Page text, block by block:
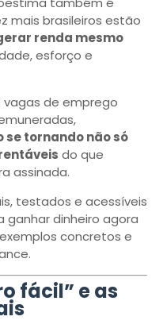
mais brasileiros estão
renda mesmo
esforço e
de emprego
tornando não só
do que
assinada.
testados e acessíveis
ganhar dinheiro agora
concretos e
fácil” e as